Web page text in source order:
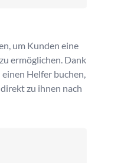
um Kunden eine
ermöglichen. Dank
Helfer buchen,
zu ihnen nach